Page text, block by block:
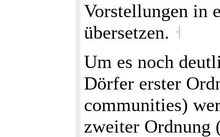
Vorstellungen in
übersetzen. ˧
Um es noch
Dörfer erster
communities)
zweiter Ordnung